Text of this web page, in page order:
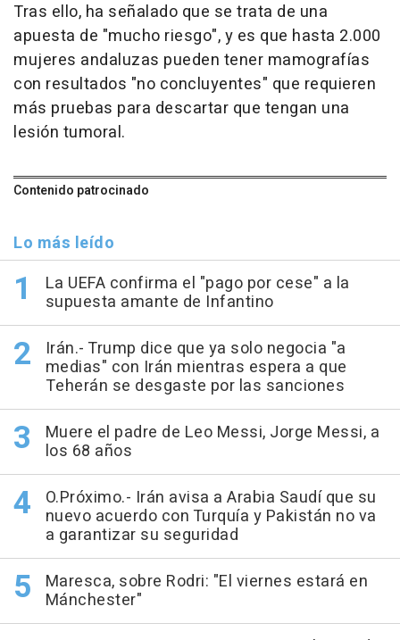
Tras ello, ha señalado que se trata de una
apuesta de "mucho riesgo", y es que hasta 2.000
mujeres andaluzas pueden tener mamografías
con resultados "no concluyentes" que requieren
más pruebas para descartar que tengan una
lesión tumoral.
Contenido patrocinado
Lo más leído
La UEFA confirma el "pago por cese" a la
supuesta amante de Infantino
Irán.- Trump dice que ya solo negocia "a
medias" con Irán mientras espera a que
Teherán se desgaste por las sanciones
Muere el padre de Leo Messi, Jorge Messi, a
los 68 años
O.Próximo.- Irán avisa a Arabia Saudí que su
nuevo acuerdo con Turquía y Pakistán no va
a garantizar su seguridad
Maresca, sobre Rodri: "El viernes estará en
Mánchester"